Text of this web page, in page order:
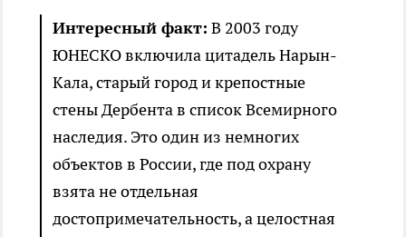
Интересный факт: В 2003 году
ЮНЕСКО включила цитадель Нарын-
Кала, старый город и крепостные
стены Дербента в список Всемирного
наследия. Это один из немногих
объектов в России, где под охрану
взята не отдельная
достопримечательность, а целостная